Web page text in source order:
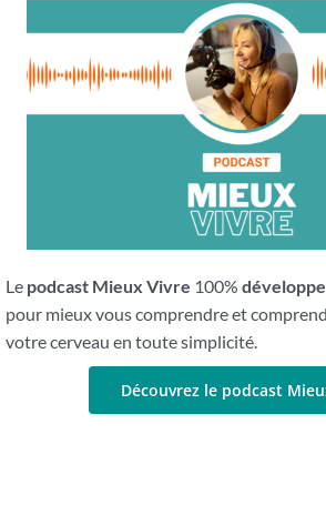
Le podcast Mieux Vivre 100%
pour mieux vous comprendre et
votre cerveau en toute simplicité.
Découvrez le podcast